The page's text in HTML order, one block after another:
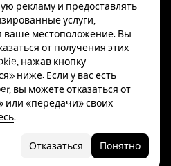
рекламу и предоставлять
услуги,
ваше местоположение. Вы
от получения этих
нажав кнопку
ниже. Если у вас есть
вы можете отказаться от
или «передачи» своих
.
Отказаться Понятно